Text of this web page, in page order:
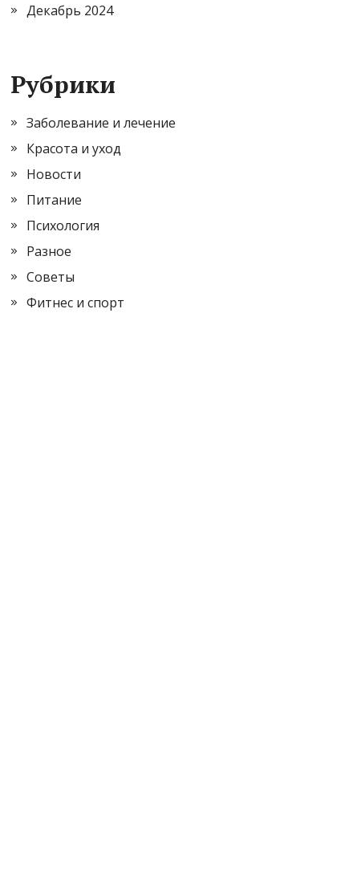
Декабрь 2024
Рубрики
Заболевание и лечение
Красота и уход
Новости
Питание
Психология
Разное
Советы
Фитнес и спорт